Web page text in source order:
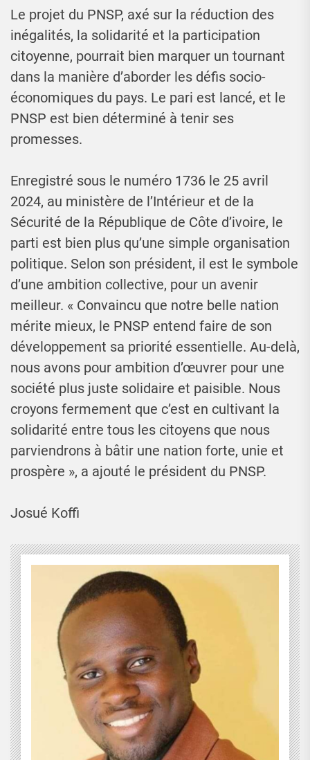
Le projet du PNSP, axé sur la réduction des
inégalités, la solidarité et la participation
citoyenne, pourrait bien marquer un tournant
dans la manière d’aborder les défis socio-
économiques du pays. Le pari est lancé, et le
PNSP est bien déterminé à tenir ses
promesses.
Enregistré sous le numéro 1736 le 25 avril
2024, au ministère de l’Intérieur et de la
Sécurité de la République de Côte d’ivoire, le
parti est bien plus qu’une simple organisation
politique. Selon son président, il est le symbole
d’une ambition collective, pour un avenir
meilleur. « Convaincu que notre belle nation
mérite mieux, le PNSP entend faire de son
développement sa priorité essentielle. Au-delà,
nous avons pour ambition d’œuvrer pour une
société plus juste solidaire et paisible. Nous
croyons fermement que c’est en cultivant la
solidarité entre tous les citoyens que nous
parviendrons à bâtir une nation forte, unie et
prospère », a ajouté le président du PNSP.
Josué Koffi